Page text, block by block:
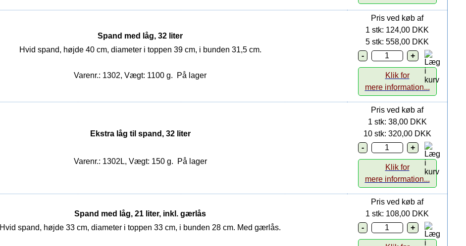
Spand med låg, 32 liter
Hvid spand, højde 40 cm, diameter i toppen 39 cm, i bunden 31,5 cm.
Varenr.: 1302, Vægt: 1100 g. På lager
Pris ved køb af
1 stk: 124,00 DKK
5 stk: 558,00 DKK
Klik for
mere information...
Ekstra låg til spand, 32 liter
Varenr.: 1302L, Vægt: 150 g. På lager
Pris ved køb af
1 stk: 38,00 DKK
10 stk: 320,00 DKK
Klik for
mere information...
Spand med låg, 21 liter, inkl. gærlås
Hvid spand, højde 33 cm, diameter i toppen 33 cm, i bunden 28 cm. Med gærlås.
Pris ved køb af
1 stk: 108,00 DKK